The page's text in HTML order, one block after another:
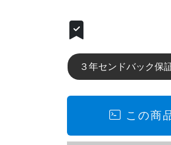
３年センドバック保
この商
完売しましたが、同